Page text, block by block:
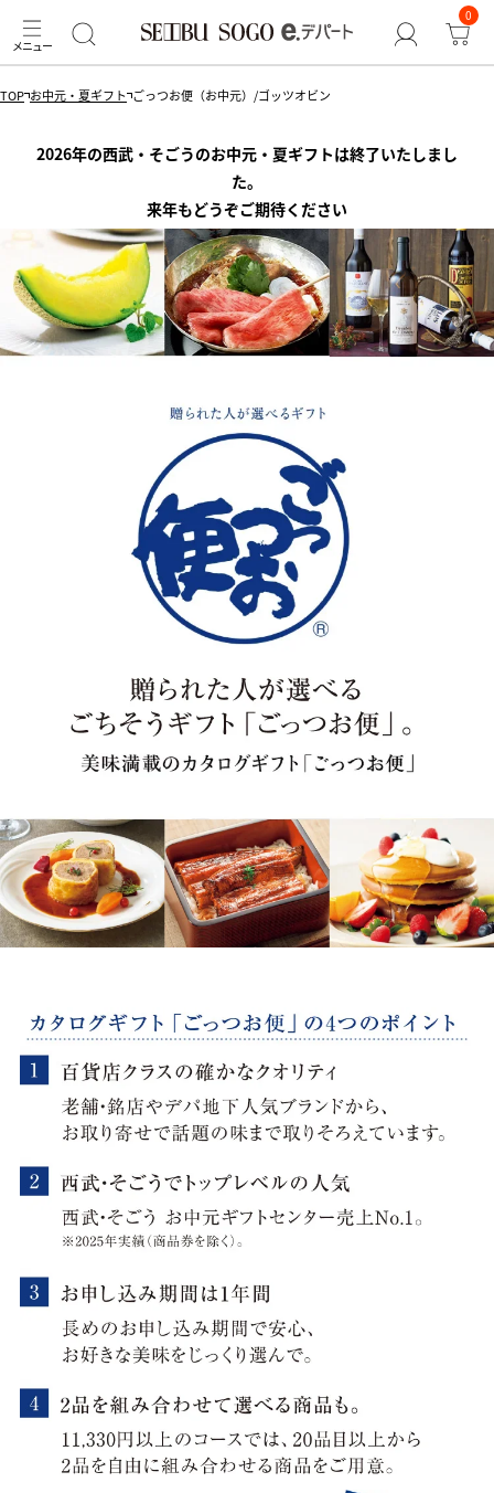
0
TOP お中元・夏ギフト ごっつお便（お中元）/ゴッツオビン
2026年の西武・そごうのお中元・夏ギフトは終了いたしまし
た。
来年もどうぞご期待ください